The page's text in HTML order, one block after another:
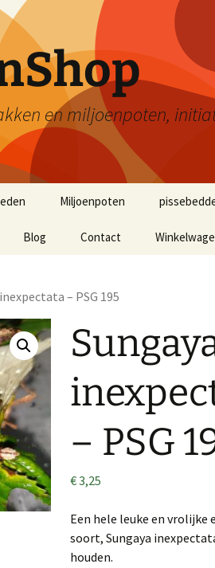
en miljoenpoten,
Miljoenpoten
Blog Contact
– PSG 195
– PSG
€3,25
Een hele leuke en vrolijke
soort, Sungaya
houden.